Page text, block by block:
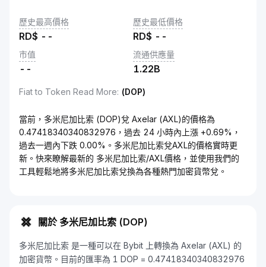
歷史最高價格
RD$ --
歷史最低價格
RD$ --
市值
--
流通供應量
1.22B
Fiat to Token Read More: (DOP)
當前，多米尼加比索 (DOP)兌 Axelar (AXL)的價格為
0.47418340340832976，過去 24 小時內上漲 +0.69%，
過去一週內下跌 0.00%。多米尼加比索兌AXL的價格實時更
新。快來瞭解最新的 多米尼加比索/AXL價格，並使用我們的
工具輕鬆地將多米尼加比索兌換為各種熱門加密貨幣兌。
關於 多米尼加比索 (DOP)
多米尼加比索 是一種可以在 Bybit 上轉換為 Axelar (AXL) 的
加密貨幣。目前的匯率為 1 DOP = 0.47418340340832976